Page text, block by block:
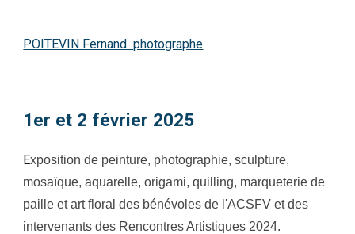
POITEVIN Fernand photographe
1er et 2 février 2025
Exposition de peinture, photographie, sculpture,
mosaïque, aquarelle, origami, quilling, marqueterie de
paille et art floral des bénévoles de l'ACSFV et des
intervenants des Rencontres Artistiques 2024.